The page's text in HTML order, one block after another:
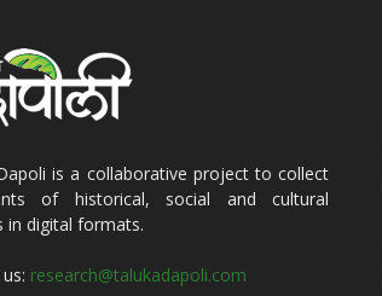
is a collaborative project to collect
of historical, social and cultural
in digital formats.
research@talukadapoli.com